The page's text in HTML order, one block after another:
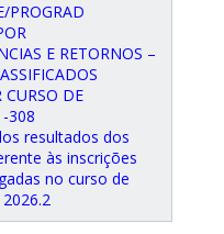
PROGRAD
E RETORNOS –
CURSO DE
-308
resultados dos
às inscrições
no curso de